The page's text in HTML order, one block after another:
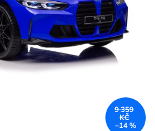
9 359
KČ
–14 %